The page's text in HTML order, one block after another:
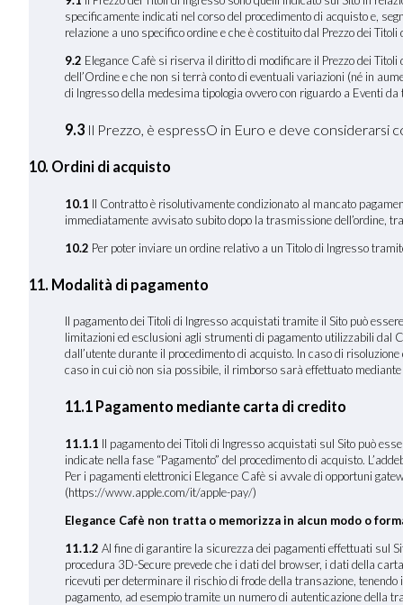
specificamente indicati nel corso del procedimento di acquisto e,
relazione a uno specifico ordine e che è costituito dal Prezzo dei Titoli
9.2 Elegance Cafè si riserva il diritto di modificare il Prezzo dei
dell’Ordine e che non si terrà conto di eventuali variazioni (né in
di Ingresso della medesima tipologia ovvero con riguardo a Eventi
9.3 Il Prezzo, è espressO in Euro e deve considerarsi
10. Ordini di acquisto
10.1 Il Contratto è risolutivamente condizionato al mancato
immediatamente avvisato subito dopo la trasmissione dell’ordine,
10.2 Per poter inviare un ordine relativo a un Titolo di Ingresso
11. Modalità di pagamento
Il pagamento dei Titoli di Ingresso acquistati tramite il Sito può
limitazioni ed esclusioni agli strumenti di pagamento utilizzabili dal
dall’utente durante il procedimento di acquisto. In caso di
caso in cui ciò non sia possibile, il rimborso sarà effettuato
11.1 Pagamento mediante carta di credito
11.1.1 Il pagamento dei Titoli di Ingresso acquistati sul Sito può
indicate nella fase “Pagamento” del procedimento di acquisto.
Per i pagamenti elettronici Elegance Cafè si avvale di opportuni
(https://www.apple.com/it/apple-pay/)
Elegance Cafè non tratta o memorizza in alcun modo o
11.1.2Al fine di garantire la sicurezza dei pagamenti effettuati sul
procedura 3D-Secure prevede che i dati del browser, i dati della
ricevuti per determinare il rischio di frode della transazione,
pagamento, ad esempio tramite un numero di autenticazione della